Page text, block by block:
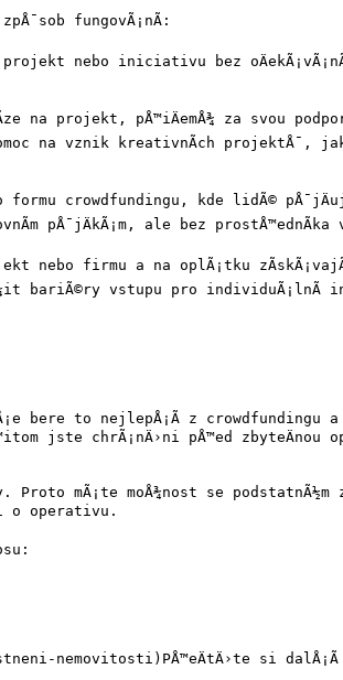
fungovÃ¡nÃ­:
nebo iniciativu bez
na projekt, pÅ™iÄemÅ¾ za svou
na vznik kreativnÃ­ch projektÅ¯,
crowdfundingu, kde lidÃ©
pÅ¯jÄkÃ¡m, ale bez prostÅ™ednÃ­ka
nebo firmu a na oplÃ¡tku
bariÃ©ry vstupu pro individuÃ¡lnÃ­
bere to nejlepÅ¡Ã­ z crowdfundingu
jste chrÃ¡nÄ›ni pÅ™ed zbyteÄnou
mÃ¡te moÅ¾nost se podstatnÃ½m
o operativu.
nemovitosti)PÅ™eÄtÄ›te si dalÅ¡Ã­